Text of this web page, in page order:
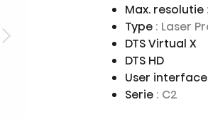
Max. resolutie
Type : Laser
DTS Virtual X
DTS HD
User interface
Serie : C2